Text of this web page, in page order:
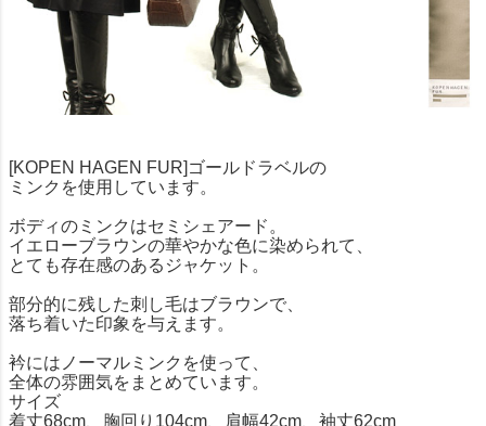
[KOPEN HAGEN FUR]ゴールドラベルの
ミンクを使用しています。
ボディのミンクはセミシェアード。
イエローブラウンの華やかな色に染められて、
とても存在感のあるジャケット。
部分的に残した刺し毛はブラウンで、
落ち着いた印象を与えます。
衿にはノーマルミンクを使って、
全体の雰囲気をまとめています。
サイズ
着丈68cm、胸回り104cm、肩幅42cm、袖丈62cm